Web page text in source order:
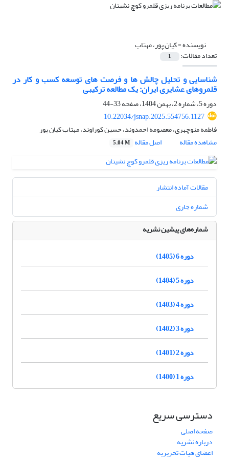
نویسنده =کیان پور، مهتاب
تعداد مقالات: 1
شناسایی و تحلیل چالش ها و فرصت های توسعه کسب و کار در
قلمروهای عشایری ایران: یک مطالعه ترکیبی
دوره 5، شماره 2، بهمن 1404، صفحه
33-44
10.22034/jsnap.2025.554756.1127
فاطمه منوچهری، معصومه احمدوند، حسین کوراوند، مهتاب کیان پور
مشاهده مقاله
اصل مقاله 5.04 M
مقالات آماده انتشار
شماره جاری
شماره‌های پیشین نشریه
دوره 6 (1405)
دوره 5 (1404)
دوره 4 (1403)
دوره 3 (1402)
دوره 2 (1401)
دوره 1 (1400)
دسترسی سریع
صفحه اصلی
درباره نشریه
اعضای هیات تحریریه